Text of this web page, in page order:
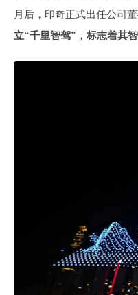
月后，印奇正式出任公司董
立“千里智驾”，标志着其